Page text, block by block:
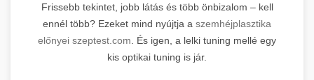
Frissebb tekintet, jobb látás és több önbizalom – kell
ennél több? Ezeket mind nyújtja a szemhéjplasztika
előnyei szeptest.com . És igen, a lelki tuning mellé egy
kis optikai tuning is jár.